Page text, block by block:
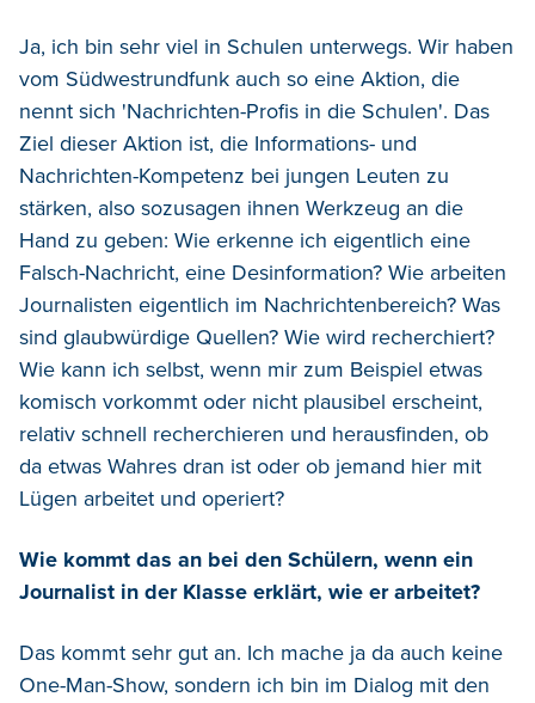
Ja, ich bin sehr viel in Schulen unterwegs. Wir haben
vom Südwestrundfunk auch so eine Aktion, die
nennt sich 'Nachrichten-Profis in die Schulen'. Das
Ziel dieser Aktion ist, die Informations- und
Nachrichten-Kompetenz bei jungen Leuten zu
stärken, also sozusagen ihnen Werkzeug an die
Hand zu geben: Wie erkenne ich eigentlich eine
Falsch-Nachricht, eine Desinformation? Wie arbeiten
Journalisten eigentlich im Nachrichtenbereich? Was
sind glaubwürdige Quellen? Wie wird recherchiert?
Wie kann ich selbst, wenn mir zum Beispiel etwas
komisch vorkommt oder nicht plausibel erscheint,
relativ schnell recherchieren und herausfinden, ob
da etwas Wahres dran ist oder ob jemand hier mit
Lügen arbeitet und operiert?
Wie kommt das an bei den Schülern, wenn ein
Journalist in der Klasse erklärt, wie er arbeitet?
Das kommt sehr gut an. Ich mache ja da auch keine
One-Man-Show, sondern ich bin im Dialog mit den